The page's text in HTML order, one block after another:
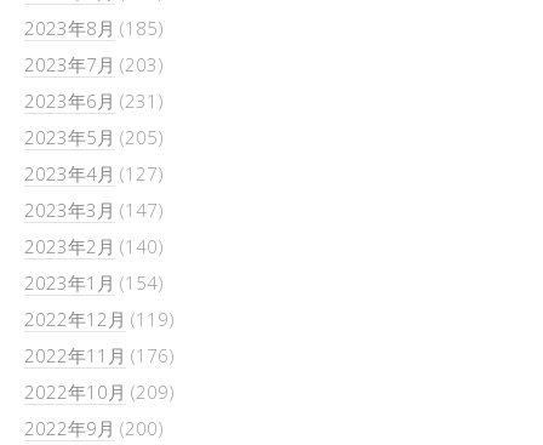
2023年8月 (185)
2023年7月 (203)
2023年6月 (231)
2023年5月 (205)
2023年4月 (127)
2023年3月 (147)
2023年2月 (140)
2023年1月 (154)
2022年12月 (119)
2022年11月 (176)
2022年10月 (209)
2022年9月 (200)